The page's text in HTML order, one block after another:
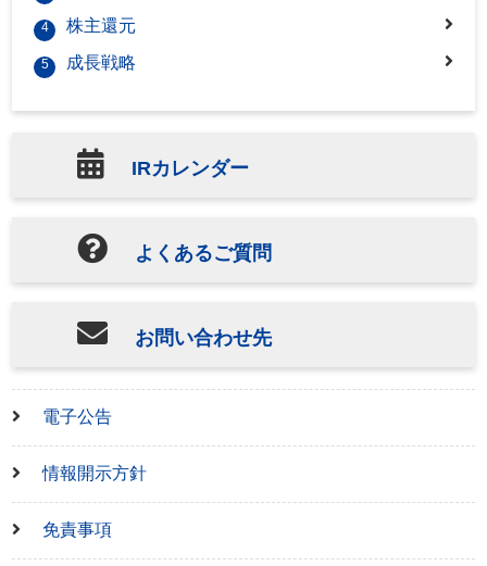
4 株主還元
5 成長戦略
IRカレンダー
よくあるご質問
お問い合わせ先
電子公告
情報開示方針
免責事項